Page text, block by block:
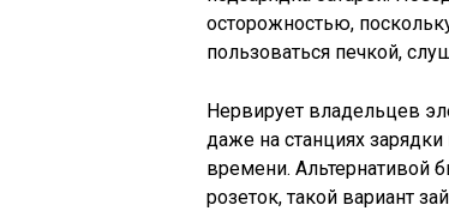
осторожностью,
пользоваться печкой,
Нервирует владельцев
даже на станциях
времени. Альтернативой
розеток, такой вариант